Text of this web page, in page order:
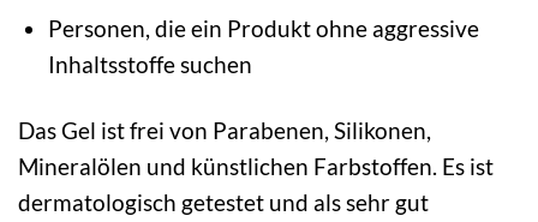
Personen, die ein Produkt ohne aggressive
Inhaltsstoffe suchen
Das Gel ist frei von Parabenen, Silikonen,
Mineralölen und künstlichen Farbstoffen. Es ist
dermatologisch getestet und als sehr gut